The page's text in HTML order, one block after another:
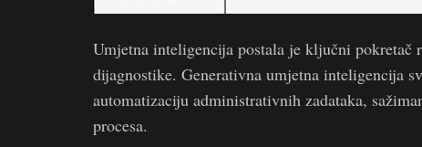
Umjetna inteligencija postala je ključni pokretač
dijagnostike. Generativna umjetna inteligencija
automatizaciju administrativnih zadataka,
procesa.